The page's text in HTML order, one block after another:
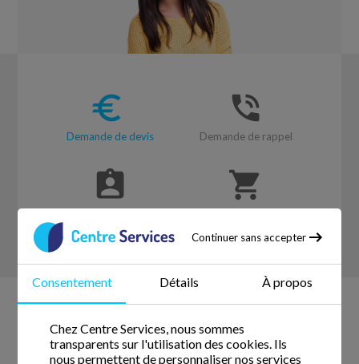
Continuer sans accepter
Consentement Détails À propos
Chez Centre Services, nous sommes
transparents sur l'utilisation des cookies. Ils
nous permettent de personnaliser nos services
Demande de devis Demande de rappel
Devis & Contact